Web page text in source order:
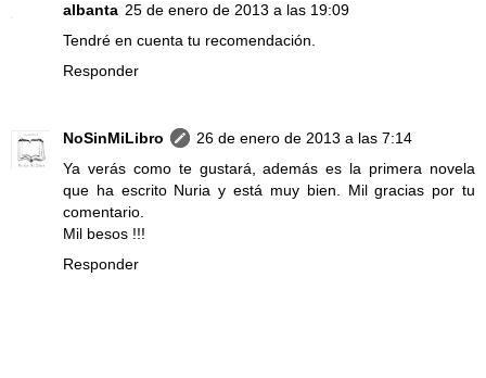
albanta 25 de enero de 2013 a las 19:09
Tendré en cuenta tu recomendación.
Responder
NoSinMiLibro
26 de enero de 2013 a las 7:14
Ya verás como te gustará, además es la primera novela
que ha escrito Nuria y está muy bien. Mil gracias por tu
comentario.
Mil besos !!!
Responder